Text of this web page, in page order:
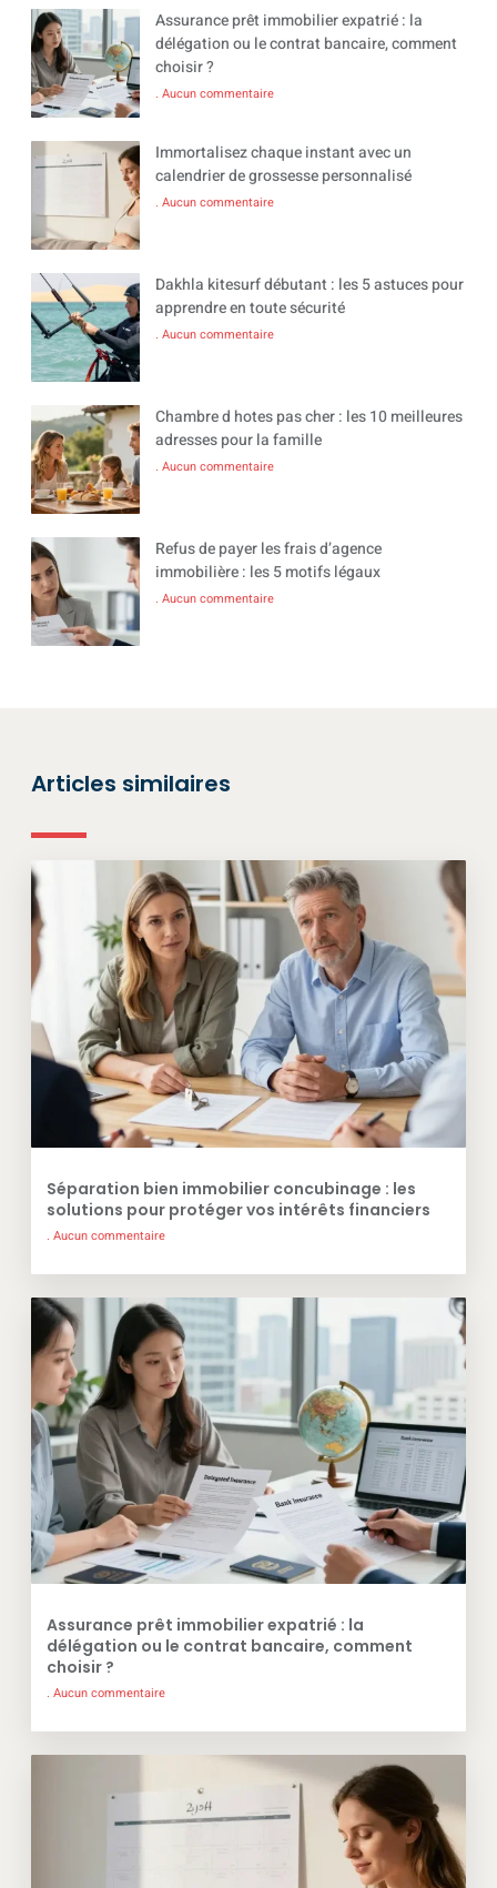
Assurance prêt immobilier expatrié : la
délégation ou le contrat bancaire, comment
choisir ?
Aucun commentaire
Immortalisez chaque instant avec un
calendrier de grossesse personnalisé
Aucun commentaire
Dakhla kitesurf débutant : les 5 astuces pour
apprendre en toute sécurité
Aucun commentaire
Chambre d hotes pas cher : les 10 meilleures
adresses pour la famille
Aucun commentaire
Refus de payer les frais d’agence
immobilière : les 5 motifs légaux
Aucun commentaire
Articles similaires
Séparation bien immobilier concubinage : les
solutions pour protéger vos intérêts financiers
Aucun commentaire
Assurance prêt immobilier expatrié : la
délégation ou le contrat bancaire, comment
choisir ?
Aucun commentaire